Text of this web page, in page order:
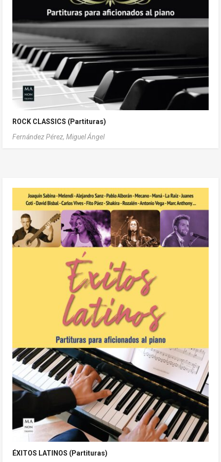
ROCK CLASSICS (Partituras)
Fernández Pérez, Miguel Ángel
ÉXITOS LATINOS (Partituras)